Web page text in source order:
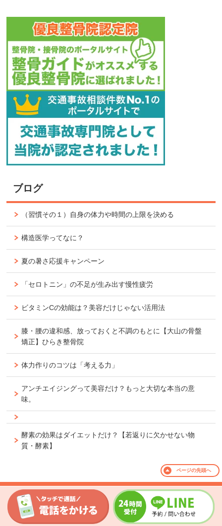
ブログ
（習慣その１）自身の体力や時間の上限を決める
構造医学ってなに？
夏の暑さ応援キャンペーン
「セロトニン」の不足が生み出す慢性疲労
ビタミンCの効能は？美容だけじゃない活用法
膝・腰の違和感、放っておくと不調のもとに【大山の骨盤
矯正】ひらき整骨院
体力作りのコツは「考える力」
アンチエイジングって美容だけ？もっと大切な本当の意
味。
酵素の効果はダイエットだけ？【若返りに欠かせない物
質・酵素】
ページの先頭へ